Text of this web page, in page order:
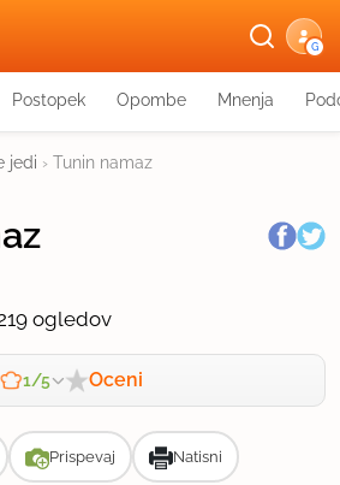
G
Postopek Opombe Mnenja
jedi › Tunin namaz
ogledov
1/5 Oceni
Prispevaj Natisni